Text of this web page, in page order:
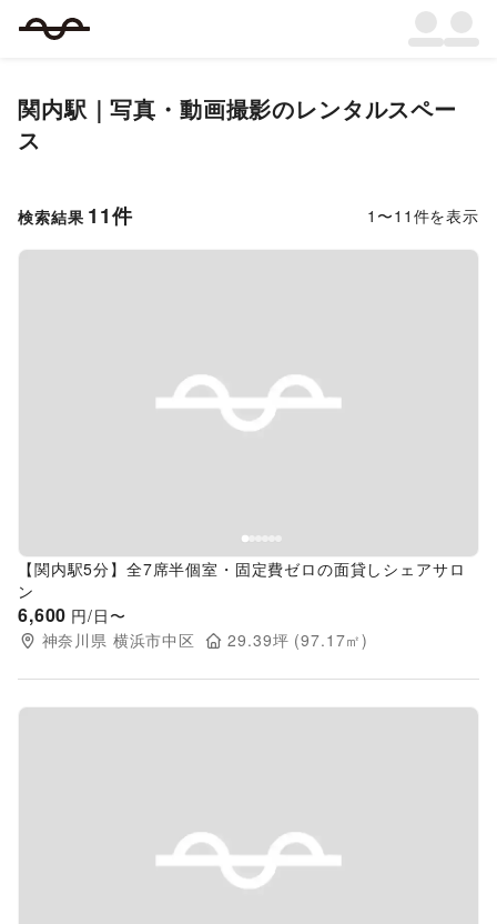
関内駅｜写真・動画撮影のレンタルスペー
ス
検索結果 11件 1 〜11 件を表示
Previous slide
【関内駅5分】全7席半個室・固定費ゼロの面貸しシェアサロ
ン
6,600 円/日〜
神奈川県 横浜市中区 29.39坪 (97.17㎡)
Previous slide